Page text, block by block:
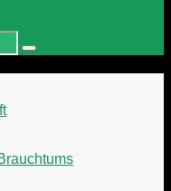
Suchen